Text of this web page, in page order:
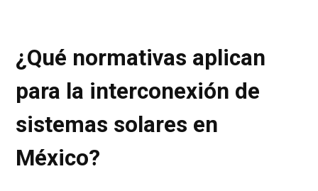
¿Qué normativas aplican
para la interconexión de
sistemas solares en
México?